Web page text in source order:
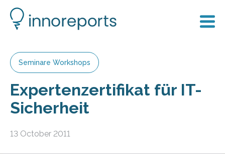
Seminare Workshops
Expertenzertifikat für IT-
Sicherheit
13 October 2011